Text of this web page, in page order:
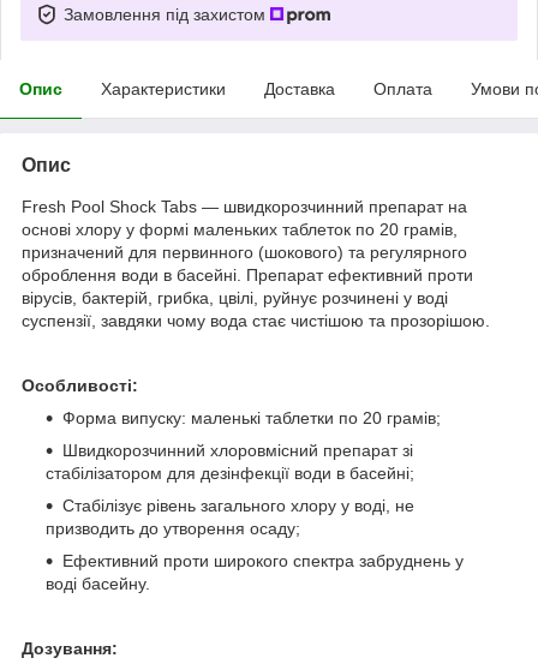
Замовлення під захистом
Опис Характеристики Доставка Оплата Умови
Опис
Fresh Pool Shock Tabs — швидкорозчинний препарат на
основі хлору у формі маленьких таблеток по 20 грамів,
призначений для первинного (шокового) та регулярного
оброблення води в басейні. Препарат ефективний проти
вірусів, бактерій, грибка, цвілі, руйнує розчинені у воді
суспензії, завдяки чому вода стає чистішою та прозорішою.
Особливості:
Форма випуску: маленькі таблетки по 20 грамів;
Швидкорозчинний хлоровмісний препарат зі
стабілізатором для дезінфекції води в басейні;
Стабілізує рівень загального хлору у воді, не
призводить до утворення осаду;
Ефективний проти широкого спектра забруднень у
воді басейну.
Дозування: